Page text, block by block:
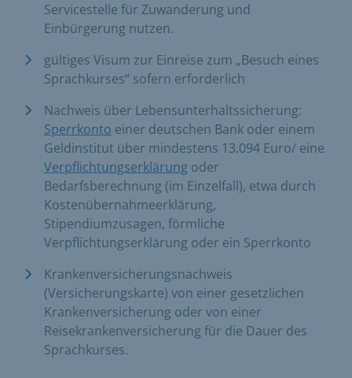
Servicestelle für Zuwanderung und
Einbürgerung nutzen.
gültiges Visum zur Einreise zum „Besuch eines
Sprachkurses“ sofern erforderlich
Nachweis über Lebensunterhaltssicherung:
Sperrkonto einer deutschen Bank oder einem
Geldinstitut über mindestens 13.094 Euro/ eine
Verpflichtungserklärung oder
Bedarfsberechnung (im Einzelfall), etwa durch
Kostenübernahmeerklärung,
Stipendiumzusagen, förmliche
Verpflichtungserklärung oder ein Sperrkonto
Krankenversicherungsnachweis
(Versicherungskarte) von einer gesetzlichen
Krankenversicherung oder von einer
Reisekrankenversicherung für die Dauer des
Sprachkurses.